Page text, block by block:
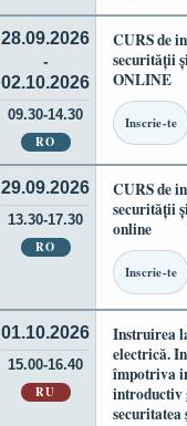
28.09.2026
-
02.10.2026
09.30-14.30
RO
CURS de
securității
ONLINE
Inscrie-te
29.09.2026
13.30-17.30
RO
CURS de
securității
online
Inscrie-te
01.10.2026
15.00-16.40
RU
Instruirea
electrică.
împotriva
introductiv
securitatea